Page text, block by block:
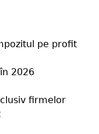
pe profit
2026
firmelor